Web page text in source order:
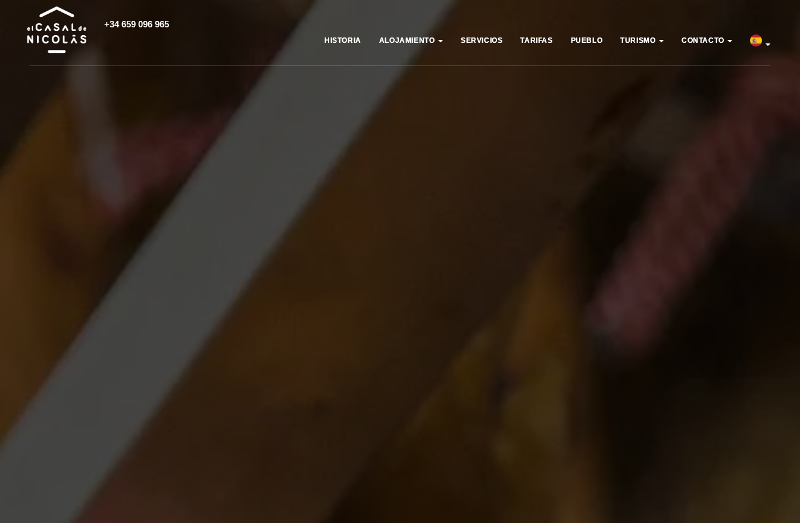
+34 659 096 965
HISTORIA ALOJAMIENTO SERVICIOS TARIFAS PUEBLO TURISMO CONTACTO
HISTORIA ALOJAMIENTO SERVICIOS TARIFAS PUEBLO TURISMO CONTACTO